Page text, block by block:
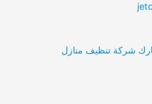
شركة تنظيف منازل